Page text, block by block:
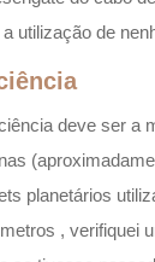
ser inglês, era
para eu
e não